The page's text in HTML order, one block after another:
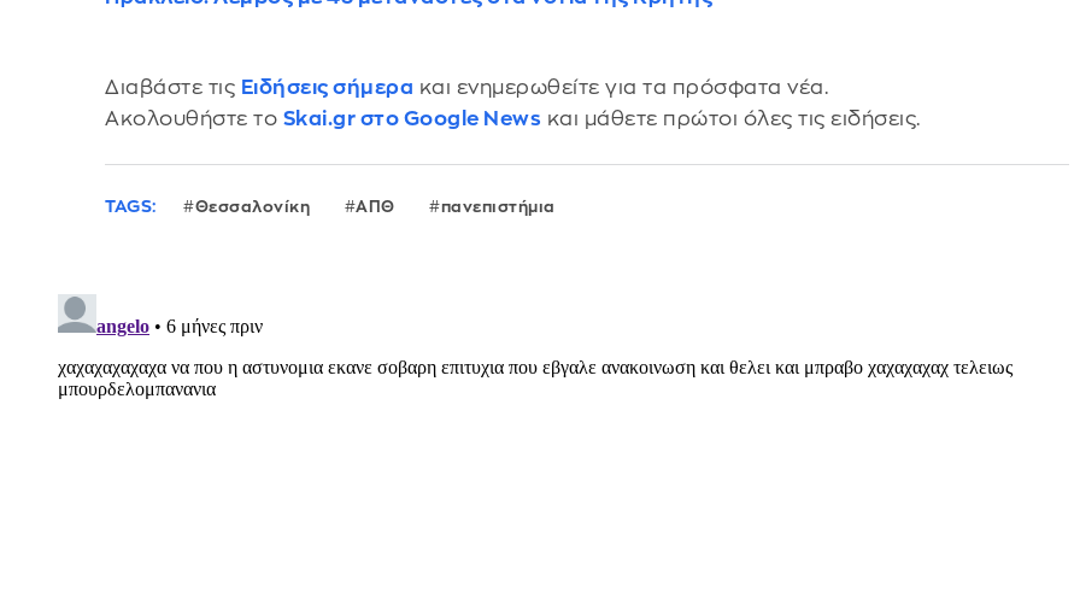
Διαβάστε τις Ειδήσεις σήμερα και ενημερωθείτε για τα πρόσφατα νέα.
Ακολουθήστε το Skai.gr στο Google News και μάθετε πρώτοι όλες τις ειδήσεις.
TAGS: Θεσσαλονίκη ΑΠΘ πανεπιστήμια